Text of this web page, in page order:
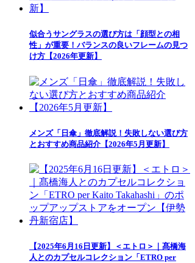
似合うサングラスの選び方は「顔型との相
性」が重要！バランスの良いフレームの見つ
け方【2026年更新】
メンズ「日傘」徹底解説！失敗しない選び方
とおすすめ商品紹介【2026年5月更新】
【2025年6月16日更新】＜エトロ＞｜髙橋海
人とのカプセルコレクション「ETRO per